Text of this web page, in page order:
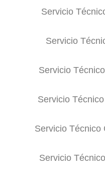
Servicio
Servicio
Servicio
Servicio
Servicio Técnico
Servicio